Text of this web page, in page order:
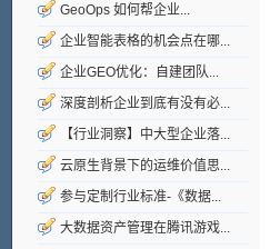
GeoOps 如何帮企业...
企业智能表格的机会点在哪...
企业GEO优化：自建团队...
深度剖析企业到底有没有必...
【行业洞察】中大型企业落...
云原生背景下的运维价值思...
参与定制行业标准-《数据...
大数据资产管理在腾讯游戏...